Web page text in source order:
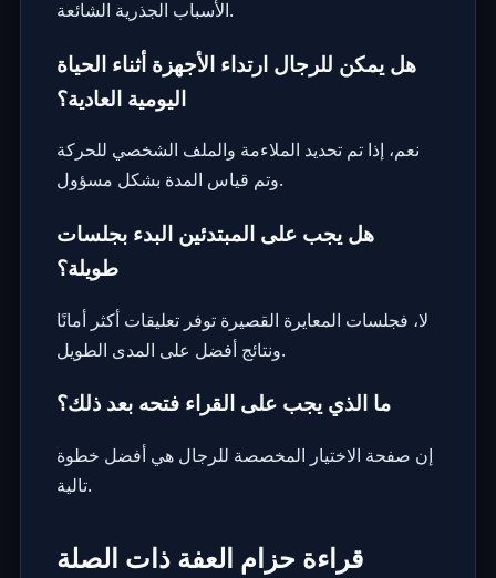
الأسباب الجذرية الشائعة.
هل يمكن للرجال ارتداء الأجهزة أثناء الحياة
اليومية العادية؟
نعم، إذا تم تحديد الملاءمة والملف الشخصي للحركة
وتم قياس المدة بشكل مسؤول.
هل يجب على المبتدئين البدء بجلسات
طويلة؟
لا، فجلسات المعايرة القصيرة توفر تعليقات أكثر أمانًا
ونتائج أفضل على المدى الطويل.
ما الذي يجب على القراء فتحه بعد ذلك؟
إن صفحة الاختيار المخصصة للرجال هي أفضل خطوة
تالية.
قراءة حزام العفة ذات الصلة